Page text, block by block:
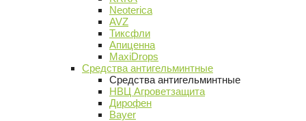
Neoterica
AVZ
Тиксфли
Апиценна
MaxiDrops
Средства антигельминтные
Средства антигельминтные
НВЦ Агроветзащита
Дирофен
Bayer